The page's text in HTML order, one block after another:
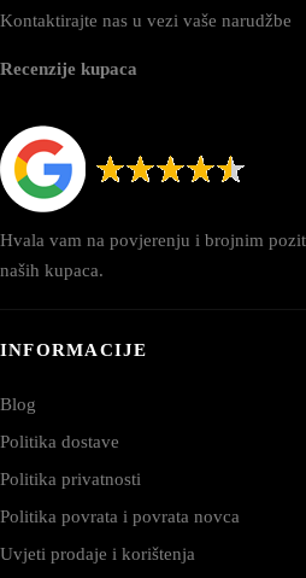
Kontaktirajte nas u vezi vaše narudžbe
Recenzije kupaca
Hvala vam na povjerenju i brojnim
naših kupaca.
INFORMACIJE
Blog
Politika dostave
Politika privatnosti
Politika povrata i povrata novca
Uvjeti prodaje i korištenja